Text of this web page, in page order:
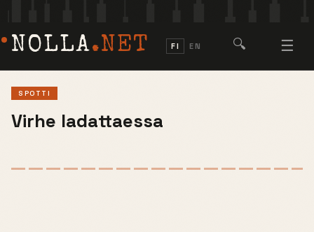
NOLLA.NET FI EN 🔍 ☰
SPOTTI
Virhe ladattaessa